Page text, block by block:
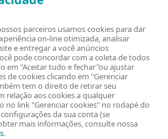
parceiros usamos cookies para dar
on-line otimizada, analisar
e entregar a você anúncios
pode concordar com a coleta de todos
em "Aceitar tudo e fechar"ou ajustar
de cookies clicando em "Gerenciar
tem o direito de retirar seu
relação aos cookies a qualquer
no link "Gerenciar cookies" no rodapé do
da sua conta (se
mais informações, consulte nossa
.